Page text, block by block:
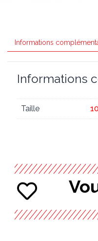
Informations
Informations
Taille